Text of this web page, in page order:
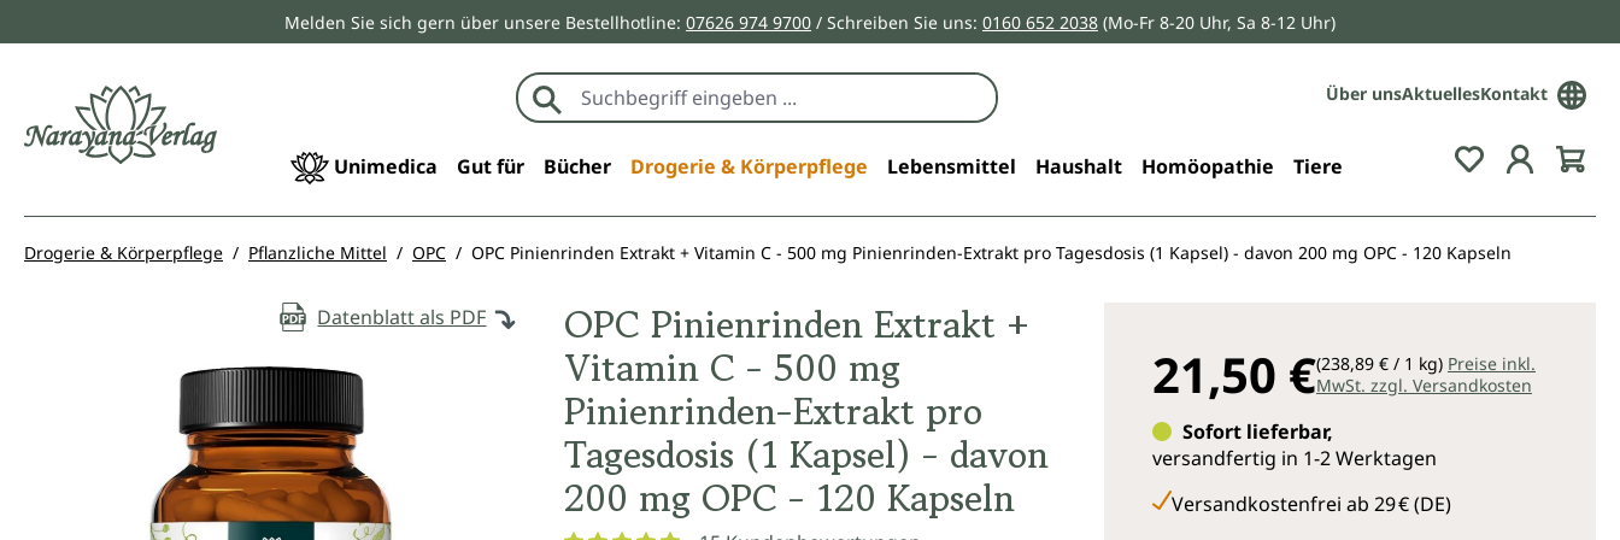
Zur Hauptnavigation springenMelden Sie sich gern über unsere Bestellhotline: 07626 974 9700 / Schreiben Sie uns: 0160 652 2038 (Mo-Fr 8-20 Uhr, Sa 8-12 Uhr)
Über unsAktuellesKontakt
Unimedica Gut für Bücher Drogerie & Körperpflege Lebensmittel Haushalt Homöopathie Tiere Du hast 0
Drogerie & Körperpflege Pflanzliche Mittel OPC OPC Pinienrinden Extrakt + Vitamin C - 500 mg Pinienrinden-Extrakt pro Tagesdosis (1 Kapsel) - davon 200 mg OPC - 120 Kapseln
Datenblatt als PDF
Bildergalerie überspringen
OPC Pinienrinden Extrakt +
Vitamin C - 500 mg
Pinienrinden-Extrakt pro
Tagesdosis (1 Kapsel) - davon
200 mg OPC - 120 Kapseln
21,50 €(238,89 € / 1 kg) Preise inkl.
MwSt. zzgl. Versandkosten
Sofort lieferbar,
versandfertig in 1-2 Werktagen
Versandkostenfrei ab 29 € (DE)